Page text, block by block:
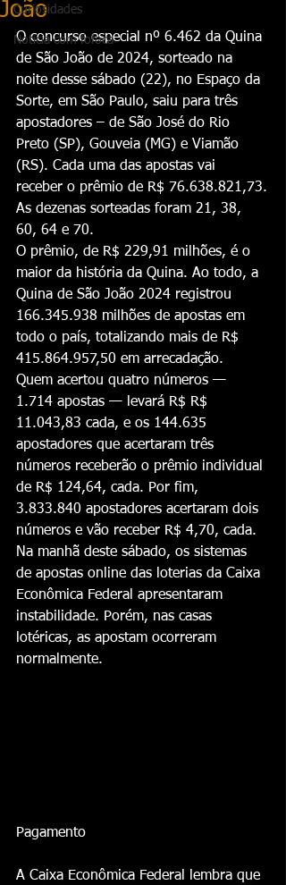
Curiosidades
Notícia com fofoca
João
O concurso especial nº 6.462 da Quina
de São João de 2024, sorteado na
noite desse sábado (22), no Espaço da
Sorte, em São Paulo, saiu para três
apostadores – de São José do Rio
Preto (SP), Gouveia (MG) e Viamão
(RS). Cada uma das apostas vai
receber o prêmio de R$ 76.638.821,73.
As dezenas sorteadas foram 21, 38,
60, 64 e 70.
O prêmio, de R$ 229,91 milhões, é o
maior da história da Quina. Ao todo, a
Quina de São João 2024 registrou
166.345.938 milhões de apostas em
todo o país, totalizando mais de R$
415.864.957,50 em arrecadação.
Quem acertou quatro números —
1.714 apostas — levará R$ R$
11.043,83 cada, e os 144.635
apostadores que acertaram três
números receberão o prêmio individual
de R$ 124,64, cada. Por fim,
3.833.840 apostadores acertaram dois
números e vão receber R$ 4,70, cada.
Na manhã deste sábado, os sistemas
de apostas online das loterias da Caixa
Econômica Federal apresentaram
instabilidade. Porém, nas casas
lotéricas, as apostam ocorreram
normalmente.
Pagamento
A Caixa Econômica Federal lembra que